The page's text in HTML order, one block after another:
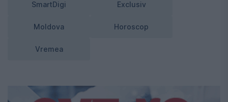
SmartDigi Exclusiv
Moldova Horoscop
Vremea